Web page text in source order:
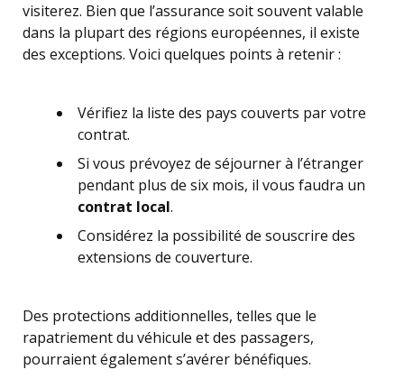
visiterez. Bien que l’assurance soit souvent valable
dans la plupart des régions européennes, il existe
des exceptions. Voici quelques points à retenir :
Vérifiez la liste des pays couverts par votre
contrat.
Si vous prévoyez de séjourner à l’étranger
pendant plus de six mois, il vous faudra un
contrat local.
Considérez la possibilité de souscrire des
extensions de couverture.
Des protections additionnelles, telles que le
rapatriement du véhicule et des passagers,
pourraient également s’avérer bénéfiques.